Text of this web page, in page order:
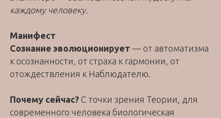
каждому человеку.
Манифест
Сознание эволюционирует — от автоматизма
к осознанности, от страха к гармонии, от
отождествления к Наблюдателю.
Почему сейчас? С точки зрения Теории, для
современного человека биологическая